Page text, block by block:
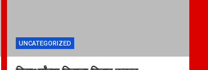
UNCATEGORIZED